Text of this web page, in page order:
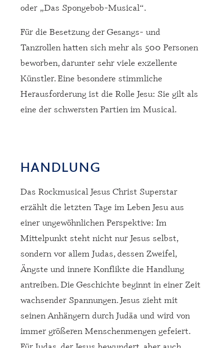
oder „Das Spongebob-Musical“.
Für die Besetzung der Gesangs- und
Tanzrollen hatten sich mehr als 500 Personen
beworben, darunter sehr viele exzellente
Künstler. Eine besondere stimmliche
Herausforderung ist die Rolle Jesu: Sie gilt als
eine der schwersten Partien im Musical.
HANDLUNG
Das Rockmusical Jesus Christ Superstar
erzählt die letzten Tage im Leben Jesu aus
einer ungewöhnlichen Perspektive: Im
Mittelpunkt steht nicht nur Jesus selbst,
sondern vor allem Judas, dessen Zweifel,
Ängste und innere Konflikte die Handlung
antreiben. Die Geschichte beginnt in einer Zeit
wachsender Spannungen. Jesus zieht mit
seinen Anhängern durch Judäa und wird von
immer größeren Menschenmengen gefeiert.